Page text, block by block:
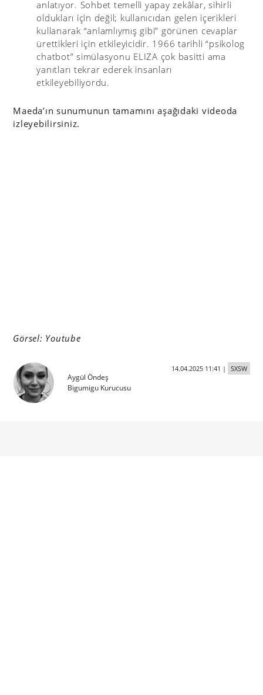
anlatıyor. Sohbet temelli yapay zekâlar, sihirli
oldukları için değil; kullanıcıdan gelen içerikleri
kullanarak “anlamlıymış gibi” görünen cevaplar
ürettikleri için etkileyicidir. 1966 tarihli “psikolog
chatbot” simülasyonu ELIZA çok basitti ama
yanıtları tekrar ederek insanları
etkileyebiliyordu.
Maeda’ın sunumunun tamamını aşağıdaki videoda
izleyebilirsiniz.
Görsel: Youtube
Aygül Öndeş
Bigumigu Kurucusu
14.04.2025 11:41 | SXSW